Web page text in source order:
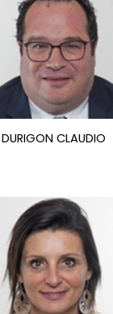
DURIGON CLAUDIO